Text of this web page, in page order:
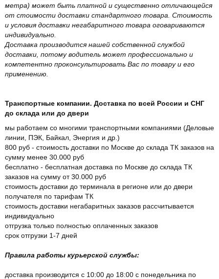
метра) может быть платной и существенно отличающейся
от стоимости доставки стандартного товара. Стоимость
и условия доставки негабаритного товара оговариваются
индивидуально.
Доставка производится нашей собственной службой
доставки, потому водитель может профессионально и
компетентно проконсультировать Вас по товару и его
применению.
Транспортные компании. Доставка по всей России и СНГ
до склада или до двери
мы работаем со многими транспортными компаниями (Деловые
линии, ПЭК, Байкал, Энергия и др.)
800 руб - стоимость доставки по Москве до склада ТК заказов на
сумму менее 30.000 руб
бесплатно - бесплатная доставка по Москве до склада ТК
заказов на сумму от 30.000 руб
стоимость доставки до терминала в регионе или до двери
получателя по тарифам ТК
стоимость доставки негабаритных заказов рассчитывается
индивидуально
отгрузка только полностью оплаченных заказов
срок отгрузки 1-7 дней
Правила работы курьерской службы:
доставка производится с 10:00 до 18:00 с понедельника по